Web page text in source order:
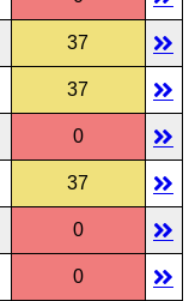
37
37
0
37
0
0